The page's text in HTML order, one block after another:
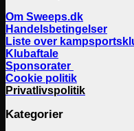
Om Sweeps.dk
Handelsbetingelser
Liste over
Klubaftale
Sponsorater
Cookie politik
Privatlivspolitik
Kategorier